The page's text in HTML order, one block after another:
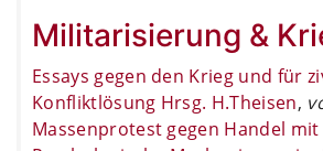
Militarisierung &
Essays gegen den Krieg und für
Konfliktlösung Hrsg. H.Theisen,
Massenprotest gegen Handel mit